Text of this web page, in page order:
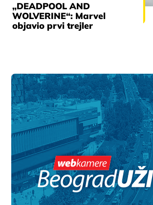
„DEADPOOL AND
WOLVERINE“: Marvel
objavio prvi trejler